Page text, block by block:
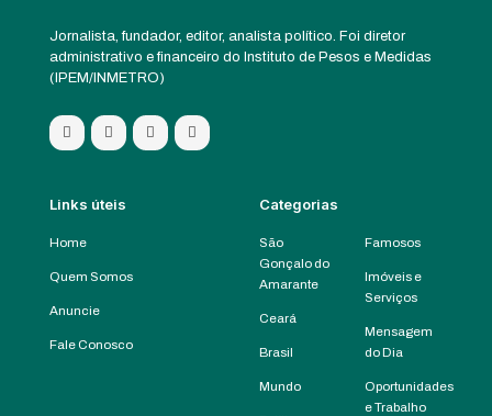
Jornalista, fundador, editor, analista político. Foi diretor
administrativo e financeiro do Instituto de Pesos e Medidas
(IPEM/INMETRO)
Links úteis
Home
Quem Somos
Anuncie
Fale Conosco
Categorias
São
Gonçalo do
Amarante
Ceará
Brasil
Mundo
Famosos
Imóveis e
Serviços
Mensagem
do Dia
Oportunidades
e Trabalho